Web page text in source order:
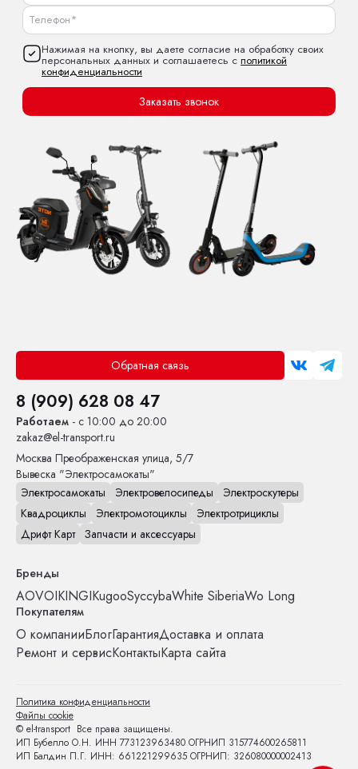
Нажимая на кнопку, вы даете согласие на обработку своих
персональных данных и соглашаетесь с политикой
конфиденциальности
Заказать звонок
Обратная связь
8 (909) 628 08 47
Работаем - с 10:00 до 20:00
zakaz@el-transport.ru
Москва Преображенская улица, 5/7
Вывеска "Электросамокаты"
Электросамокаты
Электровелосипеды
Электроскутеры
Квадроциклы
Электромотоциклы
Электротрициклы
Дрифт Карт Запчасти и аксессуары
Бренды
AOVOIKINGIKugooSyccybaWhite SiberiaWo Long
Покупателям
О компанииБлогГарантияДоставка и оплата
Ремонт и сервисКонтактыКарта сайта
© el-transport Все права защищены.
ИП Бубелло О.Н. ИНН 773123963480 ОГРНИП 315774600265811
ИП Балдин П.Г. ИНН: 661221299635 ОГРНИП: 326080000002413
Политика конфиденциальности
Файлы cookie